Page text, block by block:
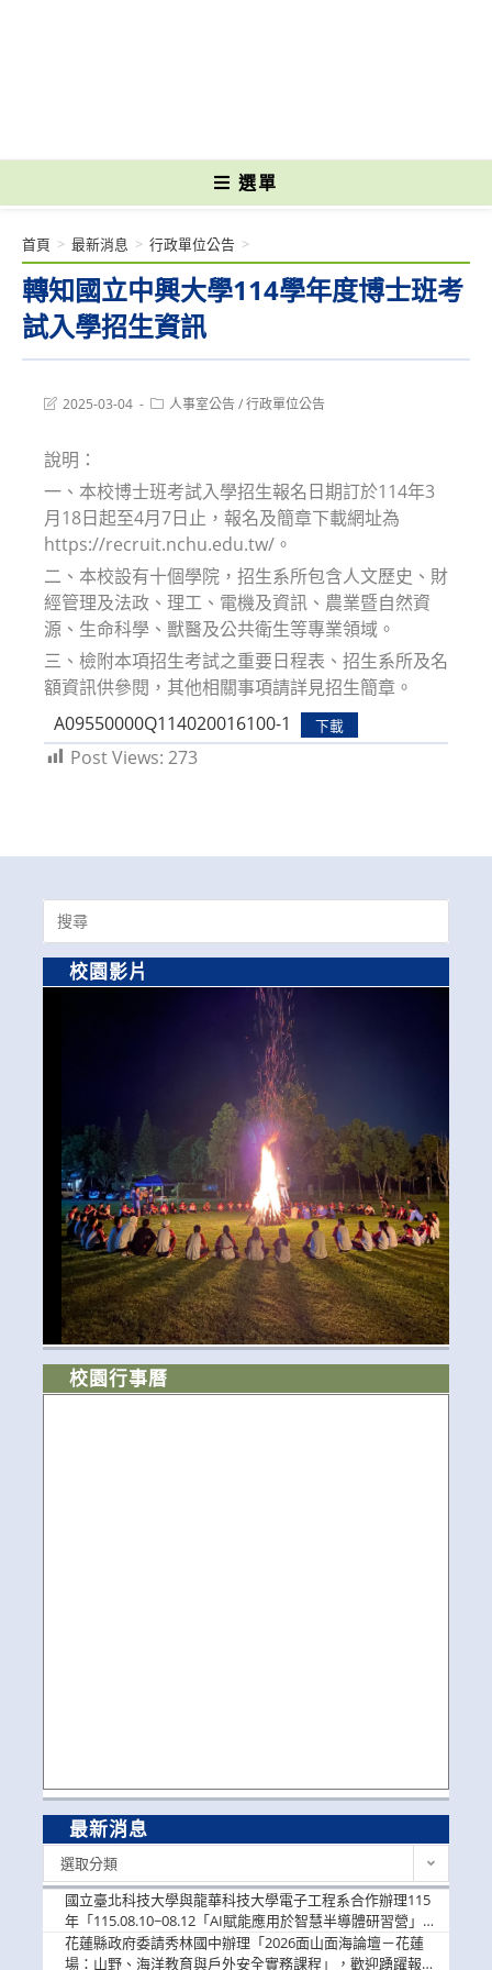
選單
轉知國立中興大學114學年度博士班考
試入學招生資訊
首頁 > 最新消息 > 行政單位公告 >
Post2025-03-04
Post人事室公告/行政單位公告
說明：
一、本校博士班考試入學招生報名日期訂於114年3
月18日起至4月7日止，報名及簡章下載網址為
https://recruit.nchu.edu.tw/。
二、本校設有十個學院，招生系所包含人文歷史、財
經管理及法政、理工、電機及資訊、農業暨自然資
源、生命科學、獸醫及公共衛生等專業領域。
三、檢附本項招生考試之重要日程表、招生系所及名
額資訊供參閱，其他相關事項請詳見招生簡章。
A09550000Q114020016100-1
下載
Post Views: 273
Search
for:
校園影片
校園行事曆
最新消息
選取分類
國立臺北科技大學與龍華科技大學電子工程系合作辦理115
年「115.08.10~08.12「AI賦能應用於智慧半導體研習營」，
歡迎學生踴躍報名參加
花蓮縣政府委請秀林國中辦理「2026面山面海論壇－花蓮
場：山野、海洋教育與戶外安全實務課程」，歡迎踴躍報名